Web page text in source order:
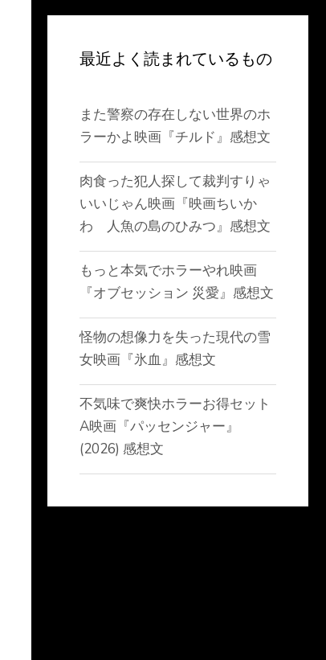
最近よく読まれているもの
また警察の存在しない世界のホ
ラーかよ映画『チルド』感想文
肉食った犯人探して裁判すりゃ
いいじゃん映画『映画ちいか
わ 人魚の島のひみつ』感想文
もっと本気でホラーやれ映画
『オブセッション 災愛』感想文
怪物の想像力を失った現代の雪
女映画『氷血』感想文
不気味で爽快ホラーお得セット
A映画『パッセンジャー』
(2026) 感想文